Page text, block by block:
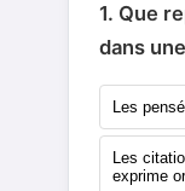
1. Que
dans
Les
Les
exprime